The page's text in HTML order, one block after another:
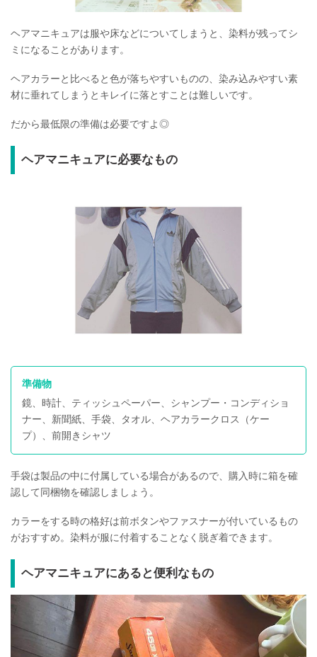
ヘアマニキュアは服や床などについてしまうと、染料が残ってシ
ミになることがあります。
ヘアカラーと比べると色が落ちやすいものの、染み込みやすい素
材に垂れてしまうとキレイに落とすことは難しいです。
だから最低限の準備は必要ですよ◎
ヘアマニキュアに必要なもの
準備物
鏡、時計、ティッシュペーパー、シャンプー・コンディショ
ナー、新聞紙、手袋、タオル、ヘアカラークロス（ケー
プ）、前開きシャツ
手袋は製品の中に付属している場合があるので、購入時に箱を確
認して同梱物を確認しましょう。
カラーをする時の格好は前ボタンやファスナーが付いているもの
がおすすめ。染料が服に付着することなく脱ぎ着できます。
ヘアマニキュアにあると便利なもの